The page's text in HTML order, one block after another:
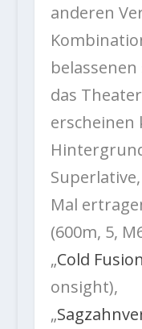
anderen
das
erscheinen
Mal
(600m, 5,
„Cold Fusion
onsight),
„